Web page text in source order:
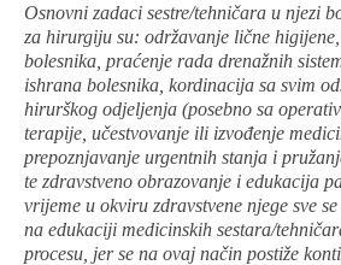
Osnovni zadaci sestre/tehničara u njezi
za hirurgiju su: održavanje lične
bolesnika, praćenje rada drenažnih
ishrana bolesnika, kordinacija sa svim
hirurškog odjeljenja (posebno sa
terapije, učestvovanje ili izvođenje
prepoznjavanje urgentnih stanja i
te zdravstveno obrazovanje i edukacija
vrijeme u okviru zdravstvene njege sve
na edukaciji medicinskih sestara/
procesu, jer se na ovaj način postiže